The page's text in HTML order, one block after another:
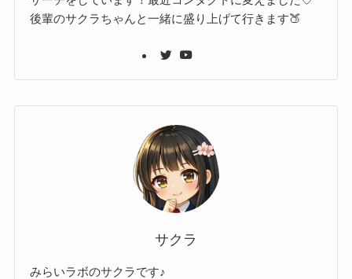
後輩のサクラちゃんと一緒に盛り上げて行きます🍑
サクラ
みらいラボのサクラです♪